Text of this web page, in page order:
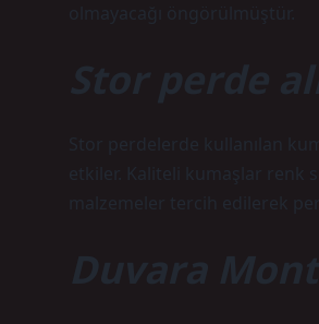
olmayacağı öngörülmüştür.
Stor perde
Stor perdelerde kullanılan
etkiler. Kaliteli kumaşlar renk
malzemeler tercih edilerek
Duvara